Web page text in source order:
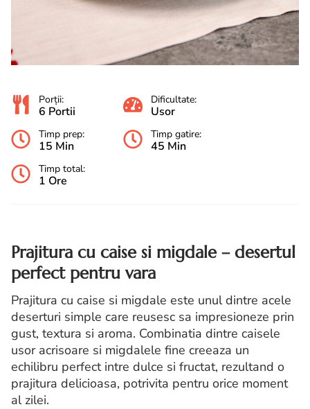
Porții:
6 Portii
Dificultate:
Usor
Timp prep:
15 Min
Timp gatire:
45 Min
Timp total:
1 Ore
Prajitura cu caise si migdale – desertul
perfect pentru vara
Prajitura cu caise si migdale este unul dintre acele
deserturi simple care reusesc sa impresioneze prin
gust, textura si aroma. Combinatia dintre caisele
usor acrisoare si migdalele fine creeaza un
echilibru perfect intre dulce si fructat, rezultand o
prajitura delicioasa, potrivita pentru orice moment
al zilei.